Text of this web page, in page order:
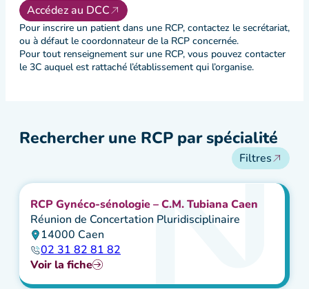
Accédez au DCC
Pour inscrire un patient dans une RCP, contactez le secrétariat,
ou à défaut le coordonnateur de la RCP concernée.
Pour tout renseignement sur une RCP, vous pouvez contacter
le 3C auquel est rattaché l’établissement qui l’organise.
Rechercher une RCP par spécialité
Filtres
Secteur géographique
Calvados
Eure
Manche
Orne
RCP Gynéco-sénologie – C.M. Tubiana Caen
Réunion de Concertation Pluridisciplinaire
14000 Caen
02 31 82 81 82
Voir la fiche